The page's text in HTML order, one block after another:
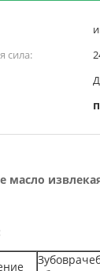
сила:
масло